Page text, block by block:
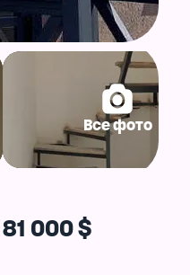
Все фото
81 000 $